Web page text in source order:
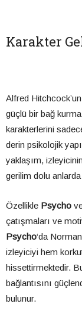
Karakter
Alfred
güçlü bir bağ
karakterlerini
derin psikolojik
yaklaşım,
gerilim dolu
Özellikle Psycho
çatışmaları ve
Psycho‘da
izleyiciyi hem
hissettirmektedir.
bağlantısını
bulunur.